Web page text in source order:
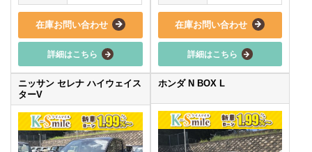
在庫お問い合わせ
詳細はこちら
在庫お問い合わせ
詳細はこちら
ニッサン セレナ ハイウェイス
ターV
ホンダ N BOX L